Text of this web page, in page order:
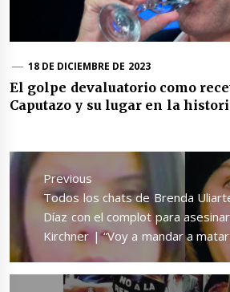
18 DE DICIEMBRE DE 2023
El golpe devaluatorio como
Caputazo y su lugar en la
Navegación
de
entradas
Previous
Previous
post:
Todos los chats de Brenda
Díaz con el complot para
Kirchner | “Voy a mandar a